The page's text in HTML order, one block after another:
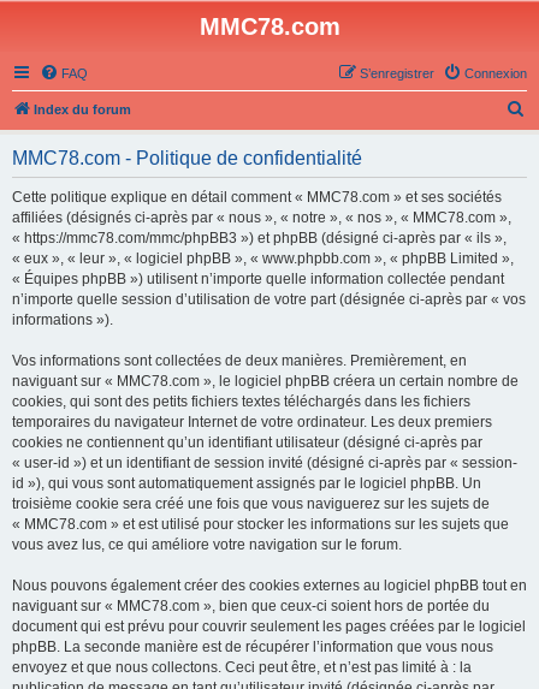
MMC78.com
FAQ Connexion
S’enregistrer
Index du forum
MMC78.com - Politique de confidentialité
Cette politique explique en détail comment « MMC78.com » et ses sociétés
affiliées (désignés ci-après par « nous », « notre », « nos », « MMC78.com »,
« https://mmc78.com/mmc/phpBB3 ») et phpBB (désigné ci-après par « ils »,
« eux », « leur », « logiciel phpBB », « www.phpbb.com », « phpBB Limited »,
« Équipes phpBB ») utilisent n’importe quelle information collectée pendant
n’importe quelle session d’utilisation de votre part (désignée ci-après par « vos
informations »).
Vos informations sont collectées de deux manières. Premièrement, en
naviguant sur « MMC78.com », le logiciel phpBB créera un certain nombre de
cookies, qui sont des petits fichiers textes téléchargés dans les fichiers
temporaires du navigateur Internet de votre ordinateur. Les deux premiers
cookies ne contiennent qu’un identifiant utilisateur (désigné ci-après par
« user-id ») et un identifiant de session invité (désigné ci-après par « session-
id »), qui vous sont automatiquement assignés par le logiciel phpBB. Un
troisième cookie sera créé une fois que vous naviguerez sur les sujets de
« MMC78.com » et est utilisé pour stocker les informations sur les sujets que
vous avez lus, ce qui améliore votre navigation sur le forum.
Nous pouvons également créer des cookies externes au logiciel phpBB tout en
naviguant sur « MMC78.com », bien que ceux-ci soient hors de portée du
document qui est prévu pour couvrir seulement les pages créées par le logiciel
phpBB. La seconde manière est de récupérer l’information que vous nous
envoyez et que nous collectons. Ceci peut être, et n’est pas limité à : la